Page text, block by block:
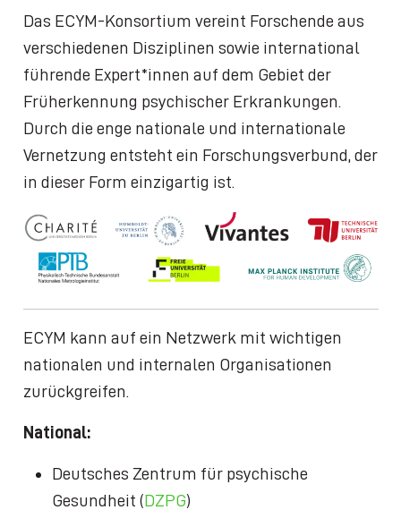
Das ECYM-Konsortium vereint Forschende aus
verschiedenen Disziplinen sowie international
führende Expert*innen auf dem Gebiet der
Früherkennung psychischer Erkrankungen.
Durch die enge nationale und internationale
Vernetzung entsteht ein Forschungsverbund, der
in dieser Form einzigartig ist.
ECYM kann auf ein Netzwerk mit wichtigen
nationalen und internalen Organisationen
zurückgreifen.
National:
Deutsches Zentrum für psychische
Gesundheit (DZPG)